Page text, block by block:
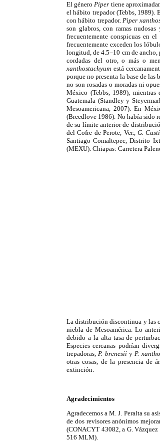
El géneroPiper tiene
el hábito trepador (Tebbs, 1989).
con hábito trepador.Piper
son glabros, con ramas
frecuentemente conspicuas en
frecuentemente exceden los
longitud, de 4.5–10 cm de ancho,
cordadas del otro, o más o
xanthostachyum está
porque no presenta la base de
no son rosadas o moradas ni
México (Tebbs, 1989), mientras
Guatemala (Standley y
Mesoamericana, 2007). En
(Breedlove 1986). No había sido
de su límite anterior de
del Cofre de Perote, Ver., G.
Santiago Comaltepec, Distrito
(MEXU). Chiapas: Carretera
La distribución discontinua y las
niebla de Mesoamérica. Lo
debido a la alta tasa de
Especies cercanas podrían
trepadoras, P. brenesiiy P.
otras cosas, de la presencia de
extinción.
Agradecimientos
Agradecemos a M. J. Peralta su
de dos revisores anónimos
(CONACYT 43082, a G.
516 MLM).